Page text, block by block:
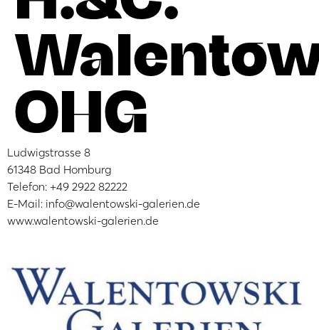
OHG
Ludwigstrasse 8
61348 Bad Homburg
Telefon: +49 2922 82222
E-Mail: info@walentowski-galerien.de
www.walentowski-galerien.de